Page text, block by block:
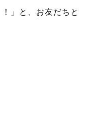
」と、お友だちと